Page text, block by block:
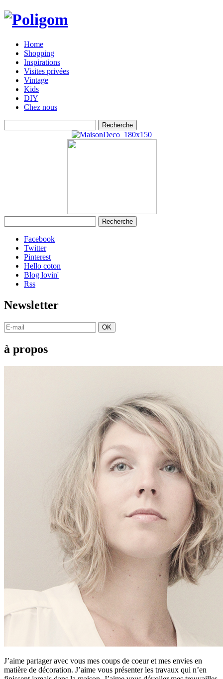
Home
Shopping
Inspirations
Visites privées
Vintage
Kids
DIY
Chez nous
Facebook
Twitter
Pinterest
Hello coton
Blog lovin'
Rss
Newsletter
OK
à propos
J’aime partager avec vous mes coups de coeur et mes envies en
matière de décoration. J’aime vous présenter les travaux qui n’en